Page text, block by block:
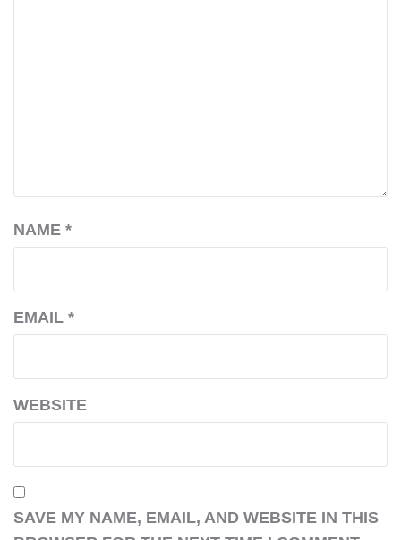
NAME *
EMAIL *
WEBSITE
SAVE MY NAME, EMAIL, AND WEBSITE IN THIS